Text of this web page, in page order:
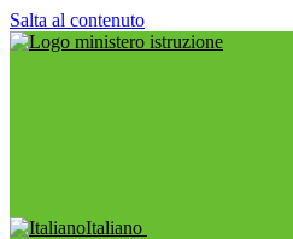
Salta al contenuto
Italiano